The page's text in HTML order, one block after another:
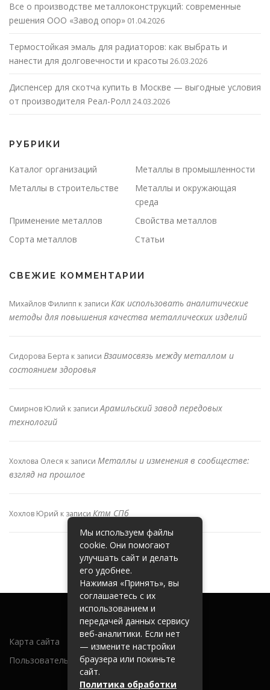
Все о производстве металлоконструкций: современные
решения ООО «Завод опор» 01.04.2026
Термостойкая эмаль для радиаторов: как выбрать и
нанести для долговечности и красоты 26.03.2026
Диспенсер для скотча купить в Москве — выгодные условия
от производителя Реал-Ролл 24.03.2026
РУБРИКИ
Каталог организаций
Металлы в промышленности
Металлы в строительстве
Металлы и окружающая
среда
Применение металлов
Свойства металлов
Сорта металлов
Статьи
СВЕЖИЕ КОММЕНТАРИИ
Михайлов Филипп к записи Как использовать аналитические
методы для повышения качества металлических изделий
Сидорова Берта к записи Взаимосвязь между металлом и
состоянием здоровья
Смирнов Юлий к записиАрамильский завод передовых
технологий
Хохлова Олеся к записи Металлы и изменения в сообществе:
взгляд на прошлое
Хохлов Юрий к записи Ктм СПб
Карта сайта
Пользовательское соглашение
Мы используем файлы
cookie. Они помогают
улучшать сайт и делать
его удобнее.
Нажимая «Принять», вы
соглашаетесь с их
использованием и
передачей данных сервису
веб-аналитики. Если нет
— измените настройки
браузера или покиньте
сайт.
Политика обработки